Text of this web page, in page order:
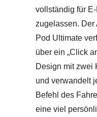
vollständig für
zugelassen. Der
Pod Ultimate
über ein „Click
Design mit zwei
und verwandelt
Befehl des
eine viel